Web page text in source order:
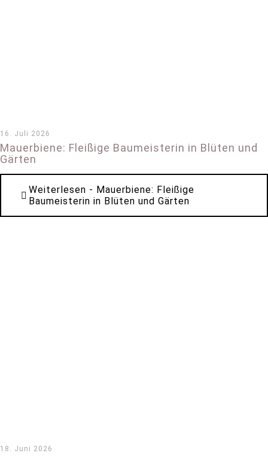
16. Juli 2026
Mauerbiene: Fleißige Baumeisterin in Blüten und
Gärten
Weiterlesen - Mauerbiene: Fleißige
Baumeisterin in Blüten und Gärten
18. Juni 2026